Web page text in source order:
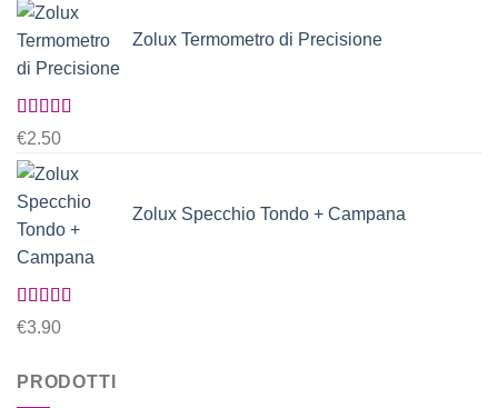
Zolux Termometro di Precisione
Valutato
5.00su 5
€2.50
Zolux Specchio Tondo + Campana
Valutato
5.00 su 5
€3.90
PRODOTTI